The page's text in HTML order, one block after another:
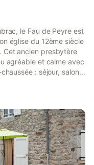
le Fau de Peyre est
église du 12ème siècle
Cet ancien presbytère
agréable et calme avec
: séjour, salon
étage : 1 chambre (1 lit
m² avec terrasse et